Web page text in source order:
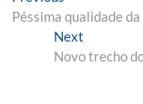
de
Post
post:
Péssima qualidade
NextNext
post:
Novo trecho